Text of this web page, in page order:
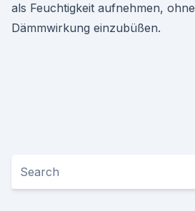
als Feuchtigkeit aufnehmen,
Dämmwirkung einzubüßen.